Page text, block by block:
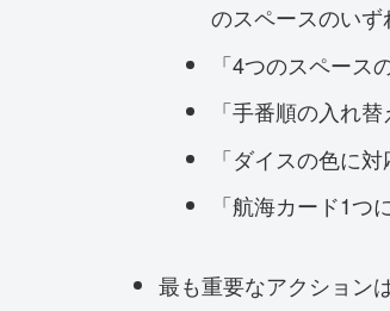
のスペースのいず
「4つのスペース
「手番順の入れ替
「ダイスの色に対
「航海カード1つ
最も重要なアクション